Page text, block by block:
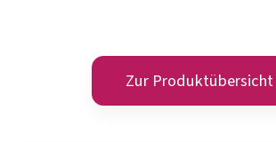
META-CARE®